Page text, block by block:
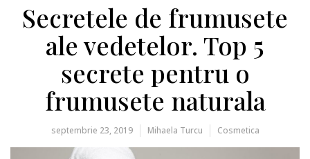
Secretele de frumusete
ale vedetelor. Top 5
secrete pentru o
frumusete naturala
septembrie 23, 2019 Mihaela Turcu Cosmetica